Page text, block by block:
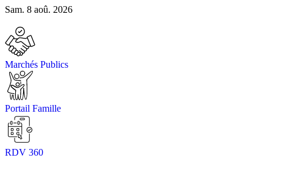
Sam. 8 aoû. 2026
Marchés Publics
Portail Famille
RDV 360